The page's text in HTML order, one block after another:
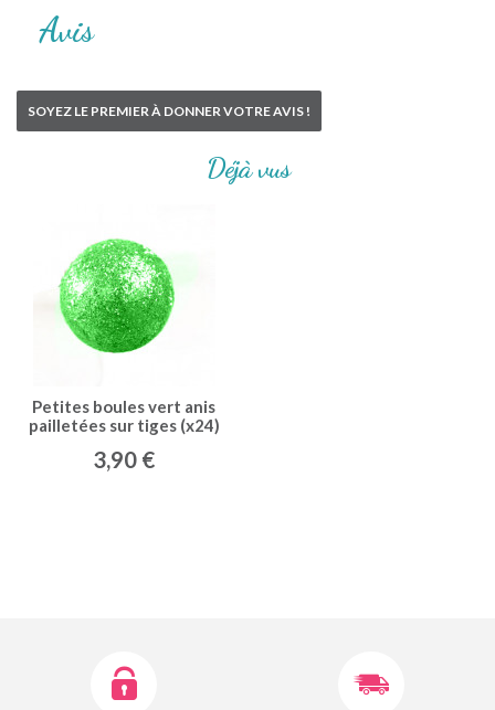
Avis
SOYEZ LE PREMIER À DONNER VOTRE AVIS !
Déjà vus
Petites boules vert anis
pailletées sur tiges (x24)
3,90 €